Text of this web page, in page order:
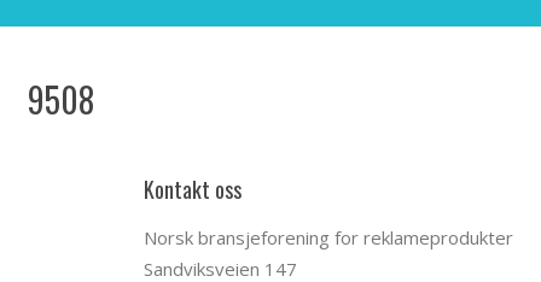
9508
Kontakt oss
Norsk bransjeforening for reklameprodukter
Sandviksveien 147